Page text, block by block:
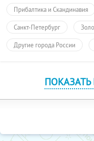
Прибалтика и Скандинавия
Санкт-Петербург
Другие города России